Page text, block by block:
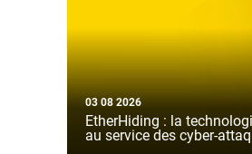
03 08 2026
EtherHiding : la
au service des cyber-